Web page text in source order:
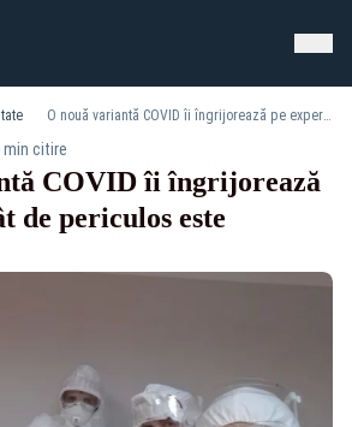
O nouă variantă COVID îi îngrijorează pe experți. Cât de periculos este "Centaurul"
min citire
COVID îi îngrijorează
de periculos este